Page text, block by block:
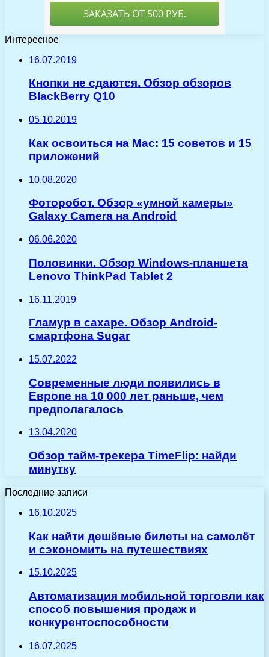
Интересное
16.07.2019
Кнопки не сдаются. Обзор обзоров
BlackBerry Q10
05.10.2019
Как освоиться на Mac: 15 советов и 15
приложений
10.08.2020
Фоторобот. Обзор «умной камеры»
Galaxy Camera на Android
06.06.2020
Половинки. Обзор Windows-планшета
Lenovo ThinkPad Tablet 2
16.11.2019
Гламур в сахаре. Обзор Android-
смартфона Sugar
15.07.2022
Современные люди появились в
Европе на 10 000 лет раньше, чем
предполагалось
13.04.2020
Обзор тайм-трекера TimeFlip: найди
минутку
Последние записи
16.10.2025
Как найти дешёвые билеты на самолёт
и сэкономить на путешествиях
15.10.2025
Автоматизация мобильной торговли как
способ повышения продаж и
конкурентоспособности
16.07.2025